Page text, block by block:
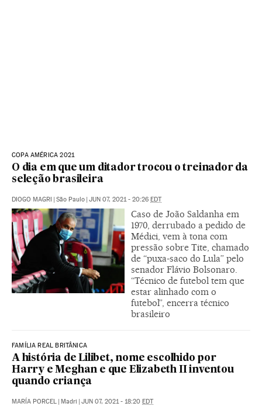
COPA AMÉRICA 2021
O dia em que um ditador trocou o treinador da
seleção brasileira
DIOGO MAGRI São Paulo JUN 07, 2021 - 20:26 EDT
Caso de João Saldanha em
1970, derrubado a pedido de
Médici, vem à tona com
pressão sobre Tite, chamado
de “puxa-saco do Lula” pelo
senador Flávio Bolsonaro.
“Técnico de futebol tem que
estar alinhado com o
futebol”, encerra técnico
brasileiro
FAMÍLIA REAL BRITÂNICA
A história de Lilibet, nome escolhido por
Harry e Meghan e que Elizabeth II inventou
quando criança
MARÍA PORCEL Madri JUN 07, 2021 - 18:20 EDT